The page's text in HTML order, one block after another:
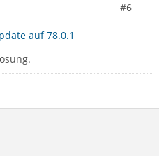
#6
auf 78.0.1